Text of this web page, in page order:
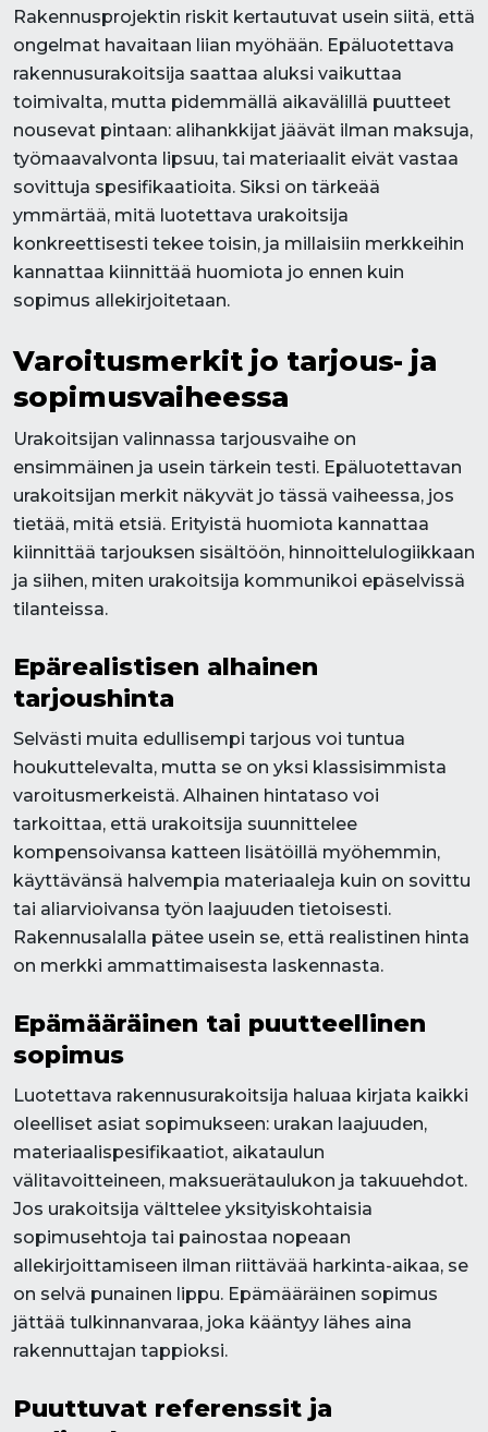
Rakennusprojektin riskit kertautuvat usein siitä, että
ongelmat havaitaan liian myöhään. Epäluotettava
rakennusurakoitsija saattaa aluksi vaikuttaa
toimivalta, mutta pidemmällä aikavälillä puutteet
nousevat pintaan: alihankkijat jäävät ilman maksuja,
työmaavalvonta lipsuu, tai materiaalit eivät vastaa
sovittuja spesifikaatioita. Siksi on tärkeää
ymmärtää, mitä luotettava urakoitsija
konkreettisesti tekee toisin, ja millaisiin merkkeihin
kannattaa kiinnittää huomiota jo ennen kuin
sopimus allekirjoitetaan.
Varoitusmerkit jo tarjous- ja
sopimusvaiheessa
Urakoitsijan valinnassa tarjousvaihe on
ensimmäinen ja usein tärkein testi. Epäluotettavan
urakoitsijan merkit näkyvät jo tässä vaiheessa, jos
tietää, mitä etsiä. Erityistä huomiota kannattaa
kiinnittää tarjouksen sisältöön, hinnoittelulogiikkaan
ja siihen, miten urakoitsija kommunikoi epäselvissä
tilanteissa.
Epärealistisen alhainen
tarjoushinta
Selvästi muita edullisempi tarjous voi tuntua
houkuttelevalta, mutta se on yksi klassisimmista
varoitusmerkeistä. Alhainen hintataso voi
tarkoittaa, että urakoitsija suunnittelee
kompensoivansa katteen lisätöillä myöhemmin,
käyttävänsä halvempia materiaaleja kuin on sovittu
tai aliarvioivansa työn laajuuden tietoisesti.
Rakennusalalla pätee usein se, että realistinen hinta
on merkki ammattimaisesta laskennasta.
Epämääräinen tai puutteellinen
sopimus
Luotettava rakennusurakoitsija haluaa kirjata kaikki
oleelliset asiat sopimukseen: urakan laajuuden,
materiaalispesifikaatiot, aikataulun
välitavoitteineen, maksuerätaulukon ja takuuehdot.
Jos urakoitsija välttelee yksityiskohtaisia
sopimusehtoja tai painostaa nopeaan
allekirjoittamiseen ilman riittävää harkinta-aikaa, se
on selvä punainen lippu. Epämääräinen sopimus
jättää tulkinnanvaraa, joka kääntyy lähes aina
rakennuttajan tappioksi.
Puuttuvat referenssit ja